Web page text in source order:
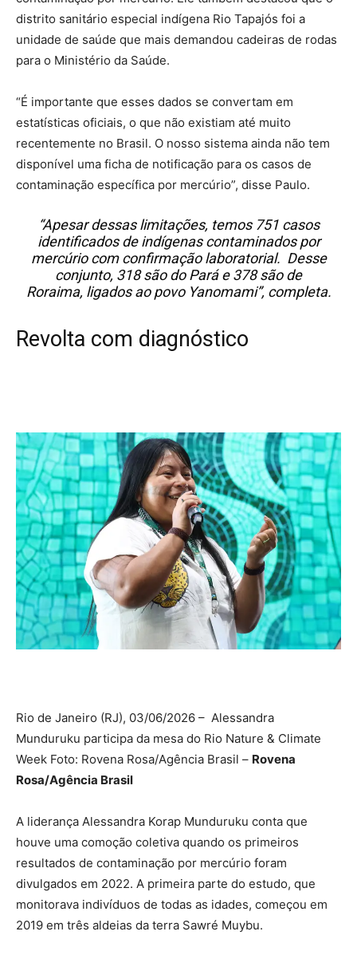
distrito sanitário especial indígena Rio Tapajós foi a
unidade de saúde que mais demandou cadeiras de rodas
para o Ministério da Saúde.
“É importante que esses dados se convertam em
estatísticas oficiais, o que não existiam até muito
recentemente no Brasil. O nosso sistema ainda não tem
disponível uma ficha de notificação para os casos de
contaminação específica por mercúrio”, disse Paulo.
“Apesar dessas limitações, temos 751 casos
identificados de indígenas contaminados por
mercúrio com confirmação laboratorial. Desse
conjunto, 318 são do Pará e 378 são de
Roraima, ligados ao povo Yanomami”, completa.
Revolta com diagnóstico
Rio de Janeiro (RJ), 03/06/2026 – Alessandra
Munduruku participa da mesa do Rio Nature & Climate
Week Foto: Rovena Rosa/Agência Brasil – Rovena
Rosa/Agência Brasil
A liderança Alessandra Korap Munduruku conta que
houve uma comoção coletiva quando os primeiros
resultados de contaminação por mercúrio foram
divulgados em 2022. A primeira parte do estudo, que
monitorava indivíduos de todas as idades, começou em
2019 em três aldeias da terra Sawré Muybu.